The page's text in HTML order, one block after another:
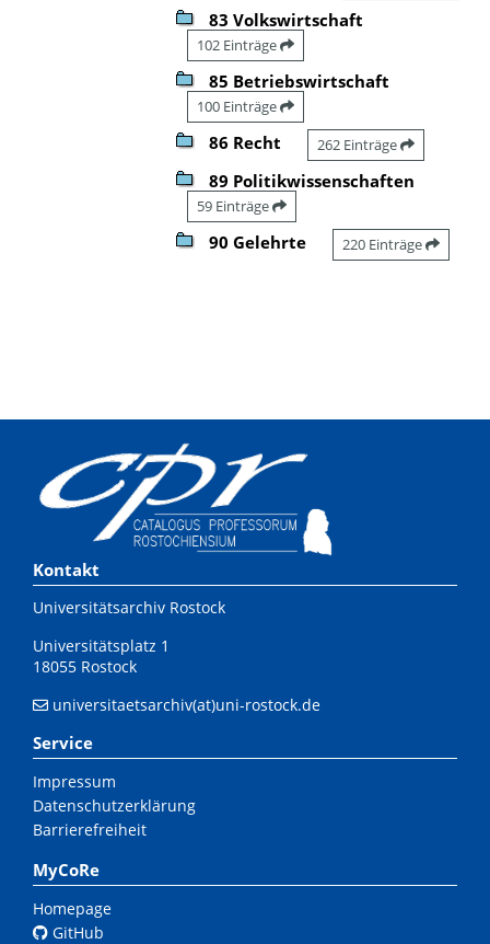
83 Volkswirtschaft
102 Einträge
85 Betriebswirtschaft
100 Einträge
86 Recht 262 Einträge
89 Politikwissenschaften
59 Einträge
90 Gelehrte 220 Einträge
Kontakt
Universitätsarchiv Rostock
Universitätsplatz 1
18055 Rostock
universitaetsarchiv(at)uni-rostock.de
Service
Impressum
Datenschutzerklärung
Barrierefreiheit
MyCoRe
Homepage
GitHub